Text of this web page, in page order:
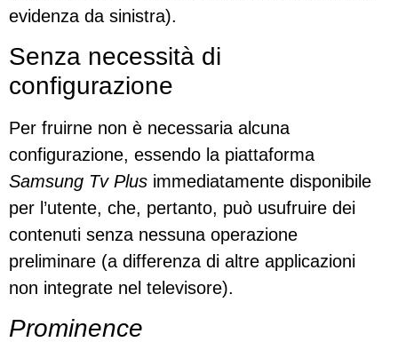
evidenza da sinistra).
Senza necessità di
configurazione
Per fruirne non è necessaria alcuna
configurazione, essendo la piattaforma
Samsung Tv Plus immediatamente disponibile
per l’utente, che, pertanto, può usufruire dei
contenuti senza nessuna operazione
preliminare (a differenza di altre applicazioni
non integrate nel televisore).
Prominence